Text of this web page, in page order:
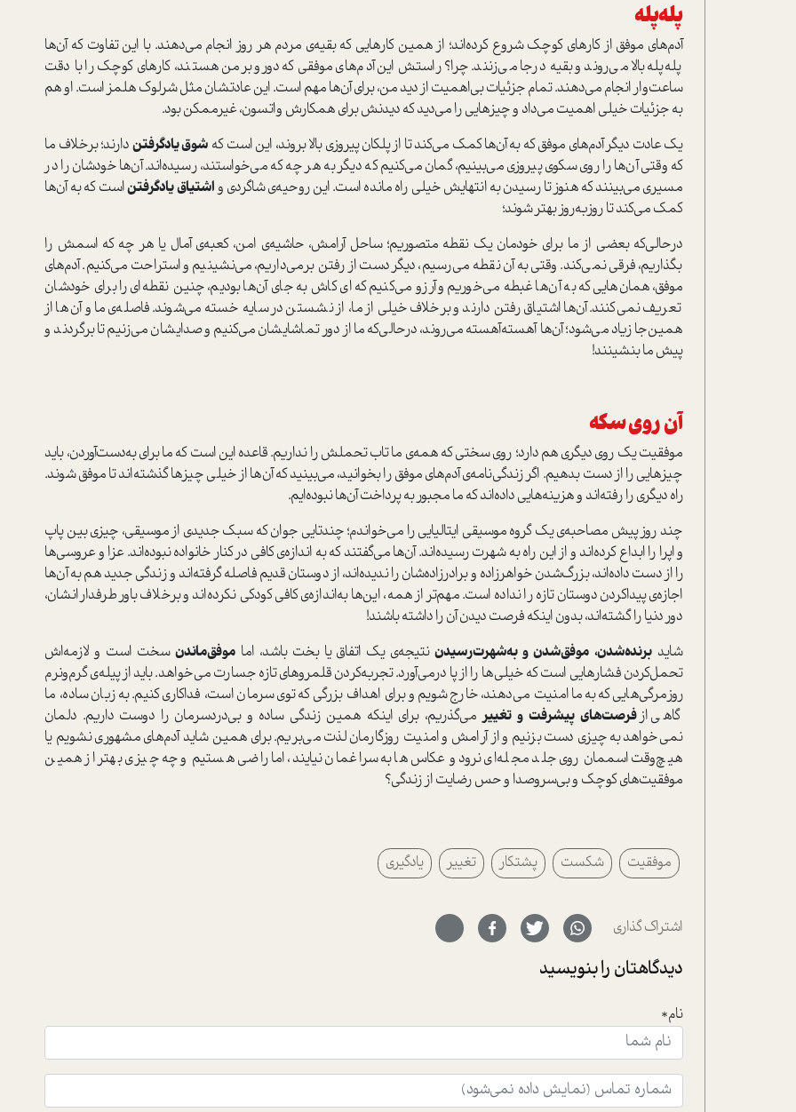
پله‌پله
آدم‌های موفق از کارهای کوچک شروع کرده‌اند؛ از همین کارهایی که بقیه‌ی مردم هر روز انجام می‌دهند. با این تفاوت که آن‌ها
پله‌پله بالا می‌روند و بقیه درجا می‌زنند. چرا؟ راستش این آدم‌های موفقی که دور‌و‌بر من هستند، کارهای کوچک را با دقت
ساعت‌وار انجام می‌دهند. تمام جزئیات بی‌اهمیت از دید من، برای آن‌ها مهم است. این عادتشان مثل شرلوک هلمز است. او هم
به جزئیات خیلی اهمیت می‌داد و چیزهایی را می‌دید که دیدنش برای همکارش واتسون، غیر‌ممکن بود.
یک عادت دیگر آدم‌های موفق که به آن‌ها کمک می‌کند تا از پلکان پیروزی بالا بروند، این است که شوق یاد‌گرفتندارند؛ برخلاف ما
که وقتی آن‌ها را روی سکوی پیروزی می‌بینیم، گمان می‌کنیم که دیگر به هر چه که می‌خواستند، رسیده‌اند. آن‌ها خودشان را در
مسیری می‌بینند که هنوز تا رسیدن به انتهایش خیلی راه مانده است. این روحیه‌ی شاگردی واشتیاق یادگرفتناست که به آن‌ها
کمک می‌کند تا روز‌به‌روز بهتر شوند؛
در‌حالی‌که بعضی از ما برای خودمان یک نقطه متصوریم؛ ساحل آرامش، حاشیه‌ی امن، کعبه‌ی آمال یا هر چه که اسمش را
بگذاریم، فرقی نمی‌کند. وقتی به آن نقطه می‌رسیم، دیگر دست از رفتن بر‌می‌داریم، می‌نشینیم و استراحت می‌کنیم. آدم‌های
موفق، همان‌هایی که به آن‌ها غبطه می‌خوریم و آرزو می‌کنیم که ای کاش به جای آن‌ها بودیم، چنین نقطه‌ای را برای خودشان
تعریف نمی‌کنند. آن‌ها اشتیاق رفتن دارند و برخلاف خیلی از ما، از نشستن در سایه خسته می‌شوند. فاصله‌ی ما و آن‌ها از
همین‌جا زیاد می‌شود؛ آن‌ها آهسته‌آهسته می‌روند، در‌حالی‌که ما از دور تماشایشان می‌کنیم و صدایشان می‌زنیم تا برگردند و
پیش ما بنشینند!
آن روی سکه
موفقیت یک روی دیگری هم دارد؛ روی سختی که همه‌ی ما تاب تحملش را نداریم. قاعده این است که ما برای به‌دست‌آوردن، باید
چیزهایی را از دست بدهیم. اگر زندگی‌نامه‌ی آدم‌های موفق را بخوانید، می‌بینید که آن‌ها از خیلی چیزها گذشته‌اند تا موفق شوند.
راه دیگری را رفته‌اند و هزینه‌هایی داده‌اند که ما مجبور به پرداخت آن‌ها نبوده‌ایم.
چند روز پیش مصاحبه‌ی یک گروه موسیقی ایتالیایی را می‌خواندم؛ چندتایی جوان که سبک جدیدی از موسیقی، چیزی بین پاپ
و اپرا را ابداع کرده‌اند و از این راه به شهرت رسیده‌اند. آن‌ها می‌گفتند که به‌ اندازه‌ی کافی در کنار خانواده نبوده‌اند. عزا و عروسی‌ها
را از دست داده‌اند، بزرگ‌شدن خواهرزاده و برادرزاده‌شان را ندیده‌اند، از دوستان قدیم فاصله گرفته‌اند و زندگی جدید هم به آن‌ها
اجازه‌ی پید‌اکردن دوستان تازه را نداده است. مهم‌تر از همه، این‌ها به‌اندازه‌‌ی کافی کودکی نکرده‌اند و بر‌خلاف باور طرفدارانشان،
دور دنیا را گشته‌اند، بدون اینکه فرصت دیدن آن را داشته باشند!
شاید برنده‌شدن، موفق‌شدن و به‌شهرت‌رسیدن نتیجه‌ی یک اتفاق یا بخت باشد، اما موفق‌ماندن سخت است و لازمه‌اش
تحمل‌کردن فشارهایی است که خیلی‌ها را از پا در‌می‌آورد. تجربه‌کردن قلمروهای تازه جسارت می‌خواهد. باید از پیله‌ی گرم‌و‌نرم
روزمرگی‌هایی که به ما امنیت می‌دهند، خارج شویم و برای اهداف بزرگی که توی سرمان است، فداکاری کنیم. به زبان ساده، ما
گاهی ازفرصت‌های پیشرفت و تغییر می‌گذریم، برای اینکه همین زندگی ساده و بی‌دردسرمان را دوست داریم. دلمان
نمی‌خواهد به چیزی دست بزنیم و از آرامش و امنیت روزگارمان لذت می‌بریم. برای همین شاید آدم‌های مشهوری نشویم یا
هیچ‌وقت اسممان روی جلد مجله‌ای نرود و عکاس‌ها به سراغمان نیایند، اما راضی هستیم و چه چیزی بهتر از همین
موفقیت‌های کوچک و بی‌سر‌وصدا و حس رضایت از زندگی؟
موفقیت شکست پشتکار تغییر یادگیری
اشتراک گذاری
دیدگاهتان را بنویسید
نام*